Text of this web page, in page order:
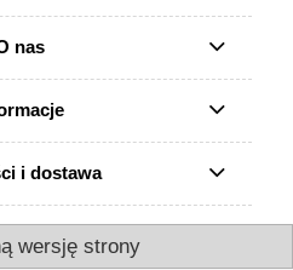
nas
i dostawa
wersję strony